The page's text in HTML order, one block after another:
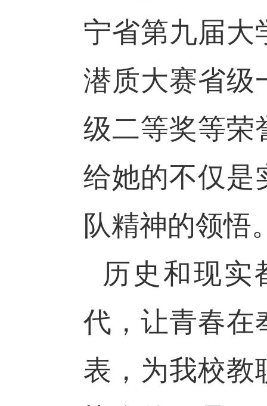
宁省第九届大
潜质大赛省级
级二等奖等荣
给她的不仅是
队精神的领悟
历史和现实
代，让青春在
表，为我校教